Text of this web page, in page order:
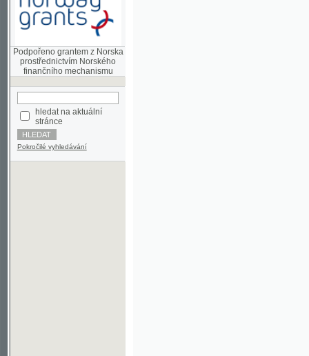
Podpořeno grantem z Norska
prostřednictvím Norského
hledat na aktuální
stránce
Pokročilé vyhledávání